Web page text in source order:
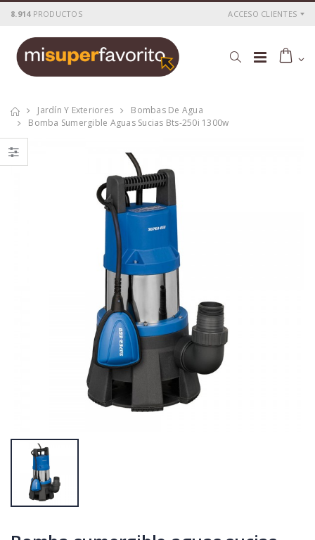
8.914 PRODUCTOS ACCESO CLIENTES
Jardín Y Exteriores
Bombas De Agua
Bomba Sumergible Aguas Sucias Bts-250i 1300w
Bomba sumergible
aguas sucias bts-
: 97,59€
: 150,89€
Bomba sumergible
aguas limpias 80w
: 97,88€
: 151,35€
recio
recioHabitual
Grupo de presión
tps-360 900w
P recioS
recio